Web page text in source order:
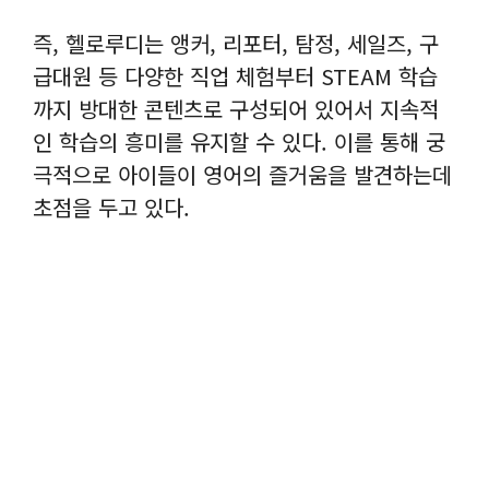
즉, 헬로루디는 앵커, 리포터, 탐정, 세일즈, 구
급대원 등 다양한 직업 체험부터 STEAM 학습
까지 방대한 콘텐츠로 구성되어 있어서 지속적
인 학습의 흥미를 유지할 수 있다. 이를 통해 궁
극적으로 아이들이 영어의 즐거움을 발견하는데
초점을 두고 있다.